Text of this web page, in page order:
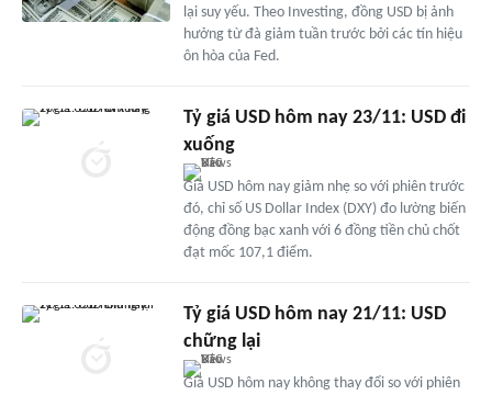
lại suy yếu. Theo Investing, đồng USD bị ảnh
hưởng từ đà giảm tuần trước bởi các tín hiệu
ôn hòa của Fed.
Tỷ giá USD hôm nay 23/11: USD đi
xuống
Giá USD hôm nay giảm nhẹ so với phiên trước
đó, chỉ số US Dollar Index (DXY) đo lường biến
động đồng bạc xanh với 6 đồng tiền chủ chốt
đạt mốc 107,1 điểm.
Tỷ giá USD hôm nay 21/11: USD
chững lại
Giá USD hôm nay không thay đổi so với phiên